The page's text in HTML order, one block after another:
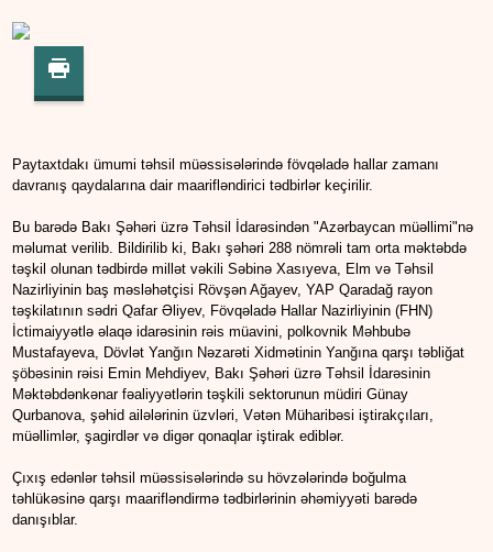
Paytaxtdakı ümumi təhsil müəssisələrində fövqəladə hallar zamanı
davranış qaydalarına dair maarifləndirici tədbirlər keçirilir.
Bu barədə Bakı Şəhəri üzrə Təhsil İdarəsindən "Azərbaycan müəllimi"nə
məlumat verilib. Bildirilib ki, Bakı şəhəri 288 nömrəli tam orta məktəbdə
təşkil olunan tədbirdə millət vəkili Səbinə Xasıyeva, Elm və Təhsil
Nazirliyinin baş məsləhətçisi Rövşən Ağayev, YAP Qaradağ rayon
təşkilatının sədri Qafar Əliyev, Fövqəladə Hallar Nazirliyinin (FHN)
İctimaiyyətlə əlaqə idarəsinin rəis müavini, polkovnik Məhbubə
Mustafayeva, Dövlət Yanğın Nəzarəti Xidmətinin Yanğına qarşı təbliğat
şöbəsinin rəisi Emin Mehdiyev, Bakı Şəhəri üzrə Təhsil İdarəsinin
Məktəbdənkənar fəaliyyətlərin təşkili sektorunun müdiri Günay
Qurbanova, şəhid ailələrinin üzvləri, Vətən Müharibəsi iştirakçıları,
müəllimlər, şagirdlər və digər qonaqlar iştirak ediblər.
Çıxış edənlər təhsil müəssisələrində su hövzələrində boğulma
təhlükəsinə qarşı maarifləndirmə tədbirlərinin əhəmiyyəti barədə
danışıblar.